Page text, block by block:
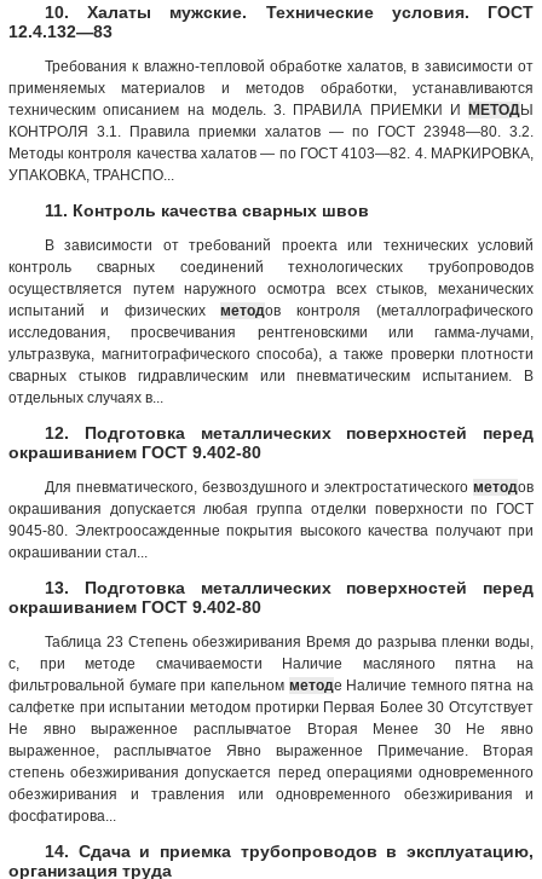
10. Халаты мужские. Технические условия. ГОСТ
12.4.132—83
Требования к влажно-тепловой обработке халатов, в зависимости от
применяемых материалов и методов обработки, устанавливаются
техническим описанием на модель. 3. ПРАВИЛА ПРИЕМКИ И МЕТОДЫ
КОНТРОЛЯ 3.1. Правила приемки халатов — по ГОСТ 23948—80. 3.2.
Методы контроля качества халатов — по ГОСТ 4103—82. 4. МАРКИРОВКА,
УПАКОВКА, ТРАНСПО...
11. Контроль качества сварных швов
В зависимости от требований проекта или технических условий
контроль сварных соединений технологических трубопроводов
осуществляется путем наружного осмотра всех стыков, механических
испытаний и физическихметодов контроля (металлографического
исследования, просвечивания рентгеновскими или гамма-лучами,
ультразвука, магнитографического способа), а также проверки плотности
сварных стыков гидравлическим или пневматическим испытанием. В
отдельных случаях в...
12. Подготовка металлических поверхностей перед
окрашиванием ГОСТ 9.402-80
Для пневматического, безвоздушного и электростатического методов
окрашивания допускается любая группа отделки поверхности по ГОСТ
9045-80. Электроосажденные покрытия высокого качества получают при
окрашивании стал...
13. Подготовка металлических поверхностей перед
окрашиванием ГОСТ 9.402-80
Таблица 23 Степень обезжиривания Время до разрыва пленки воды,
с, при методе смачиваемости Наличие масляного пятна на
фильтровальной бумаге при капельном методе Наличие темного пятна на
салфетке при испытании методом протирки Первая Более 30 Отсутствует
Не явно выраженное расплывчатое Вторая Менее 30 Не явно
выраженное, расплывчатое Явно выраженное Примечание. Вторая
степень обезжиривания допускается перед операциями одновременного
обезжиривания и травления или одновременного обезжиривания и
фосфатирова...
14. Сдача и приемка трубопроводов в эксплуатацию,
организация труда